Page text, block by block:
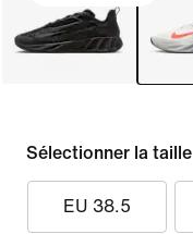
Sélectionner la taille
EU 38.5